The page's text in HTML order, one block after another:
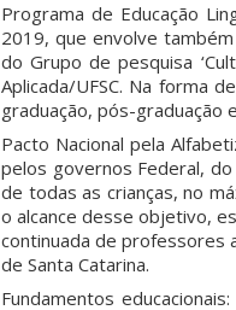
Programa de Educação
2019, que envolve
do Grupo de pesquisa
Aplicada/UFSC. Na forma
graduação, pós-graduação
Pacto Nacional pela
pelos governos Federal,
de todas as crianças, no
o alcance desse objetivo,
continuada de professores
de Santa Catarina.
Fundamentos